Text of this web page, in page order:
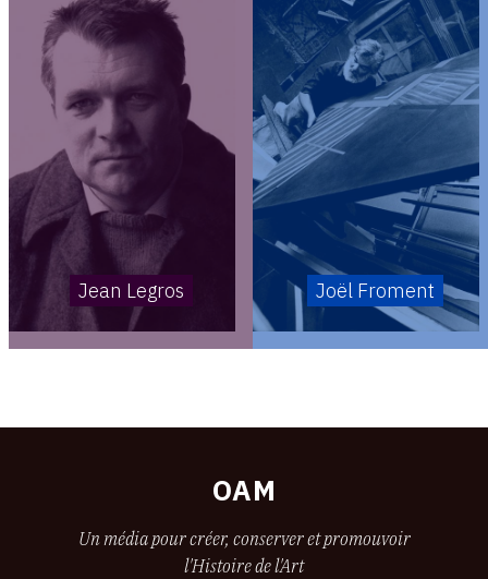
FACEBOOK
TWITTER
PINTEREST
Jean Legros Joël Froment
OAM
Un média pour créer, conserver et promouvoir
l'Histoire de l'Art